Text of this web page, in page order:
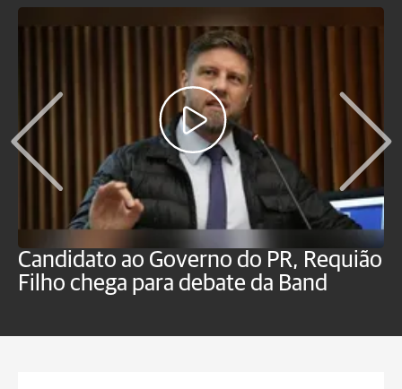
Candidato ao Governo do PR, Requião
Filho chega para debate da Band